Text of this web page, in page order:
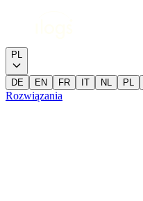
PL
DE EN FR IT NL PL
Rozwiązania